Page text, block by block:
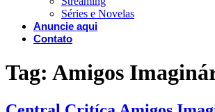
Séries e Novelas
Anuncie aqui
Contato
Tag: Amigos